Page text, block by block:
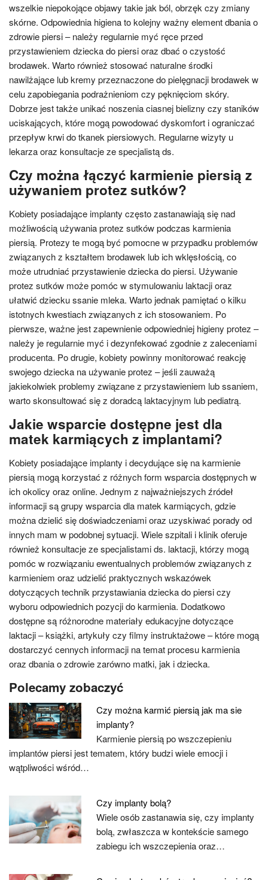
wszelkie niepokojące objawy takie jak ból, obrzęk czy zmiany
skórne. Odpowiednia higiena to kolejny ważny element dbania o
zdrowie piersi – należy regularnie myć ręce przed
przystawieniem dziecka do piersi oraz dbać o czystość
brodawek. Warto również stosować naturalne środki
nawilżające lub kremy przeznaczone do pielęgnacji brodawek w
celu zapobiegania podrażnieniom czy pęknięciom skóry.
Dobrze jest także unikać noszenia ciasnej bielizny czy staników
uciskających, które mogą powodować dyskomfort i ograniczać
przepływ krwi do tkanek piersiowych. Regularne wizyty u
lekarza oraz konsultacje ze specjalistą ds.
Czy można łączyć karmienie piersią z
używaniem protez sutków?
Kobiety posiadające implanty często zastanawiają się nad
możliwością używania protez sutków podczas karmienia
piersią. Protezy te mogą być pomocne w przypadku problemów
związanych z kształtem brodawek lub ich wklęsłością, co
może utrudniać przystawienie dziecka do piersi. Używanie
protez sutków może pomóc w stymulowaniu laktacji oraz
ułatwić dziecku ssanie mleka. Warto jednak pamiętać o kilku
istotnych kwestiach związanych z ich stosowaniem. Po
pierwsze, ważne jest zapewnienie odpowiedniej higieny protez –
należy je regularnie myć i dezynfekować zgodnie z zaleceniami
producenta. Po drugie, kobiety powinny monitorować reakcję
swojego dziecka na używanie protez – jeśli zauważą
jakiekolwiek problemy związane z przystawieniem lub ssaniem,
warto skonsultować się z doradcą laktacyjnym lub pediatrą.
Jakie wsparcie dostępne jest dla
matek karmiących z implantami?
Kobiety posiadające implanty i decydujące się na karmienie
piersią mogą korzystać z różnych form wsparcia dostępnych w
ich okolicy oraz online. Jednym z najważniejszych źródeł
informacji są grupy wsparcia dla matek karmiących, gdzie
można dzielić się doświadczeniami oraz uzyskiwać porady od
innych mam w podobnej sytuacji. Wiele szpitali i klinik oferuje
również konsultacje ze specjalistami ds. laktacji, którzy mogą
pomóc w rozwiązaniu ewentualnych problemów związanych z
karmieniem oraz udzielić praktycznych wskazówek
dotyczących technik przystawiania dziecka do piersi czy
wyboru odpowiednich pozycji do karmienia. Dodatkowo
dostępne są różnorodne materiały edukacyjne dotyczące
laktacji – książki, artykuły czy filmy instruktażowe – które mogą
dostarczyć cennych informacji na temat procesu karmienia
oraz dbania o zdrowie zarówno matki, jak i dziecka.
Polecamy zobaczyć
Czy można karmić piersią jak ma sie
implanty?
Karmienie piersią po wszczepieniu
implantów piersi jest tematem, który budzi wiele emocji i
wątpliwości wśród…
Czy implanty bolą?
Wiele osób zastanawia się, czy implanty
bolą, zwłaszcza w kontekście samego
zabiegu ich wszczepienia oraz…